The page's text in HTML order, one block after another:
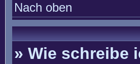
Nach oben
» Wie schreibe